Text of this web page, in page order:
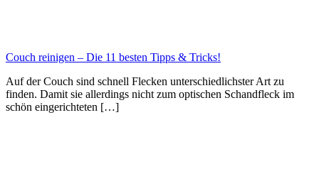
Couch reinigen – Die 11 besten Tipps & Tricks!
Auf der Couch sind schnell Flecken unterschiedlichster Art zu
finden. Damit sie allerdings nicht zum optischen Schandfleck im
schön eingerichteten […]